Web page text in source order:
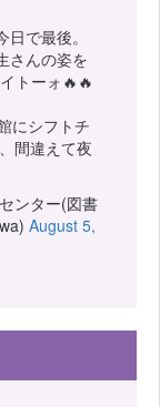
で最後。
さんの姿を
トーォ🔥🔥
にシフトチ
間違えて夜
ンター(図書
August 5,